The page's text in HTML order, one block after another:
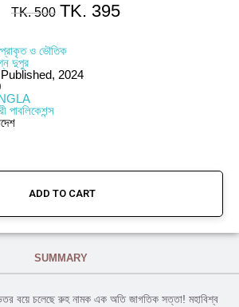
TK.500 TK. 395
ও ভৌতিক
দুপুর
2024
পাবলিকেশন্স
ADD TO CART
SUMMARY
বয়ে চলেছে রুহ নামক এক অতি জাগতিক সত্তা! মহাবিশ্ব